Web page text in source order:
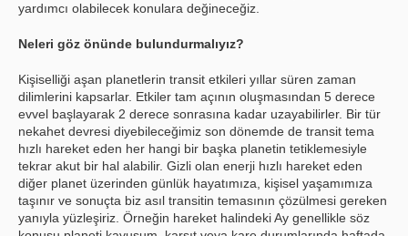
yardımcı olabilecek konulara değineceğiz.
Neleri göz önünde bulundurmalıyız?
Kişiselliği aşan planetlerin transit etkileri yıllar süren zaman
dilimlerini kapsarlar. Etkiler tam açının oluşmasından 5 derece
evvel başlayarak 2 derece sonrasına kadar uzayabilirler. Bir tür
nekahet devresi diyebileceğimiz son dönemde de transit tema
hızlı hareket eden her hangi bir başka planetin tetiklemesiyle
tekrar akut bir hal alabilir. Gizli olan enerji hızlı hareket eden
diğer planet üzerinden günlük hayatımıza, kişisel yaşamımıza
taşınır ve sonuçta biz asıl transitin temasının çözülmesi gereken
yanıyla yüzleşiriz. Örneğin hareket halindeki Ay genellikle söz